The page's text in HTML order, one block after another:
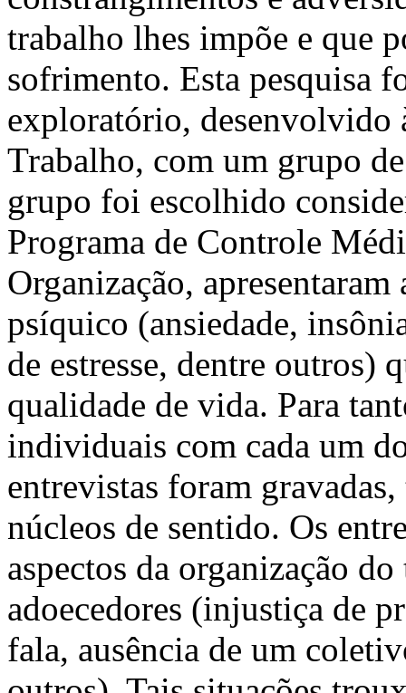
trabalho lhes impõe e que
sofrimento. Esta pesquisa
exploratório, desenvolvido
Trabalho, com um grupo
grupo foi escolhido
Programa de Controle
Organização,
psíquico (ansiedade,
de estresse, dentre outros)
qualidade de vida. Para
individuais com cada um
entrevistas foram
núcleos de sentido. Os
aspectos da organização
adoecedores (injustiça de
fala, ausência de um